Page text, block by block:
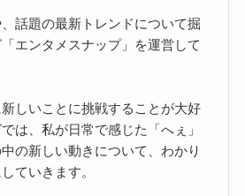
話題の最新トレンドについて掘
エンタメスナップ」を運営して
しいことに挑戦することが大好
は、私が日常で感じた「へぇ」
の新しい動きについて、わかり
ていきます。